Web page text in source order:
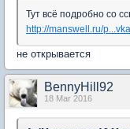
Тут всё подробно со
http://manswell.ru/
не открывается
BennyHill92
18 Mar 2016